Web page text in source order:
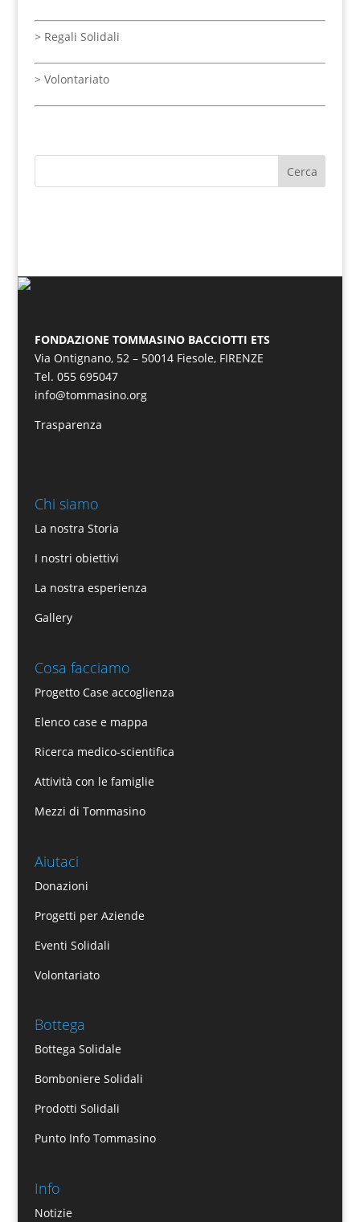
> Regali Solidali
> Volontariato
FONDAZIONE TOMMASINO BACCIOTTI ETS
Via Ontignano, 52 – 50014 Fiesole, FIRENZE
Tel. 055 695047
info@tommasino.org
Trasparenza
Chi siamo
La nostra Storia
I nostri obiettivi
La nostra esperienza
Gallery
Cosa facciamo
Progetto Case accoglienza
Elenco case e mappa
Ricerca medico-scientifica
Attività con le famiglie
Mezzi di Tommasino
Aiutaci
Donazioni
Progetti per Aziende
Eventi Solidali
Volontariato
Bottega
Bottega Solidale
Bomboniere Solidali
Prodotti Solidali
Punto Info Tommasino
Info
Notizie